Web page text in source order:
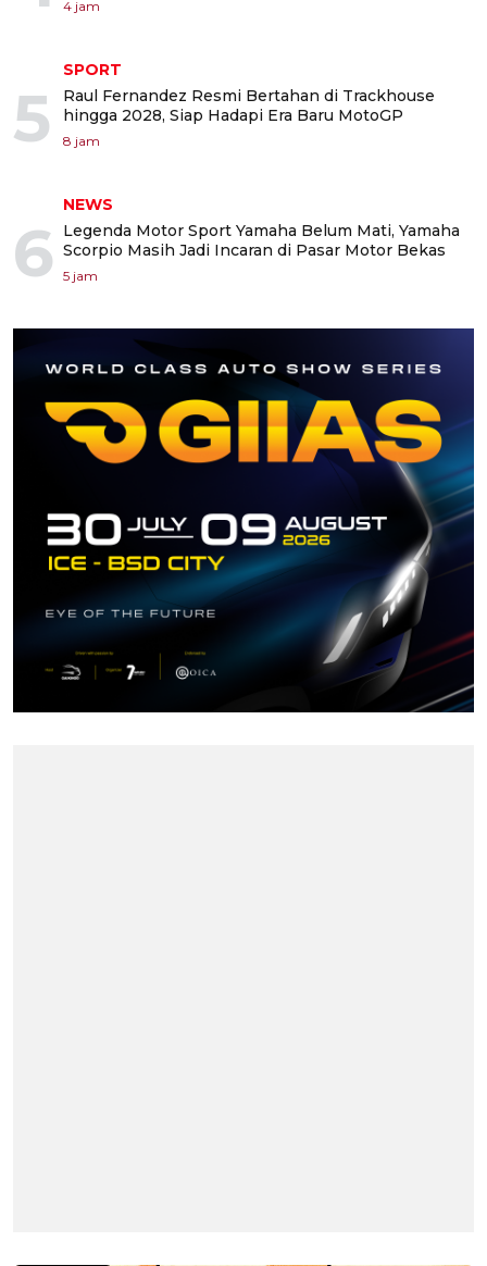
4 jam
5
SPORT
Raul Fernandez Resmi Bertahan di Trackhouse
hingga 2028, Siap Hadapi Era Baru MotoGP
8 jam
6
NEWS
Legenda Motor Sport Yamaha Belum Mati, Yamaha
Scorpio Masih Jadi Incaran di Pasar Motor Bekas
5 jam